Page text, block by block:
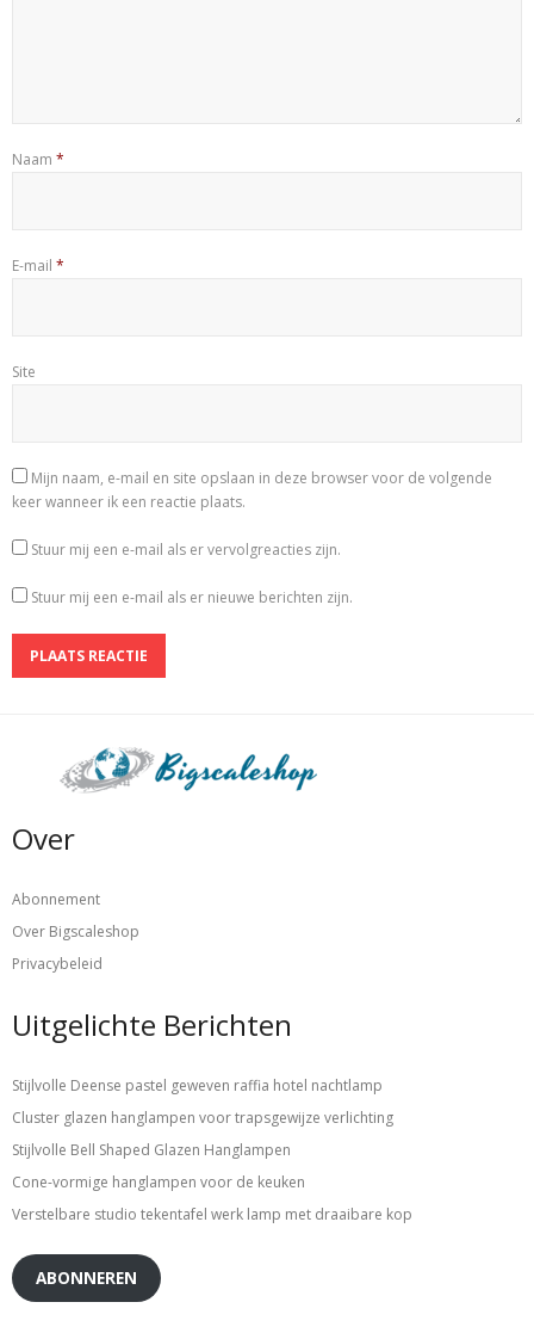
Naam *
E-mail *
Site
Mijn naam, e-mail en site opslaan in deze browser voor de volgende
keer wanneer ik een reactie plaats.
Stuur mij een e-mail als er vervolgreacties zijn.
Stuur mij een e-mail als er nieuwe berichten zijn.
Over
Abonnement
Over Bigscaleshop
Privacybeleid
Uitgelichte Berichten
Stijlvolle Deense pastel geweven raffia hotel nachtlamp
Cluster glazen hanglampen voor trapsgewijze verlichting
Stijlvolle Bell Shaped Glazen Hanglampen
Cone-vormige hanglampen voor de keuken
Verstelbare studio tekentafel werk lamp met draaibare kop
ABONNEREN